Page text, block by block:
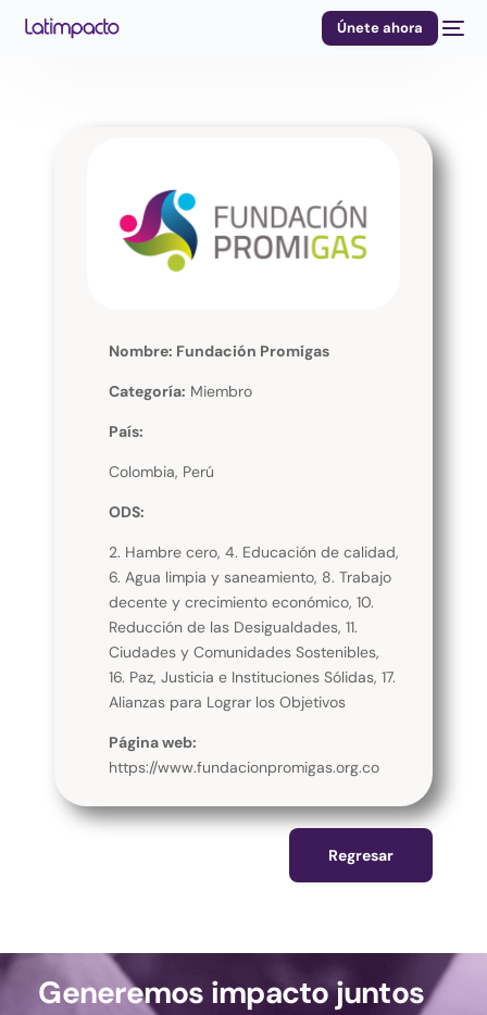
Únete ahora
Nombre: Fundación Promigas
Categoría: Miembro
País:
Colombia, Perú
ODS:
2. Hambre cero, 4. Educación de calidad,
6. Agua limpia y saneamiento, 8. Trabajo
decente y crecimiento económico, 10.
Reducción de las Desigualdades, 11.
Ciudades y Comunidades Sostenibles,
16. Paz, Justicia e Instituciones Sólidas, 17.
Alianzas para Lograr los Objetivos
Página web:
https://www.fundacionpromigas.org.co
Regresar
Generemos impacto juntos